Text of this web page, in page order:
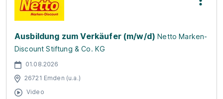
Ausbildung zum Verkäufer (m/w/d) Netto Marken-
Discount Stiftung & Co. KG
01.08.2026
26721 Emden (u.a.)
Video